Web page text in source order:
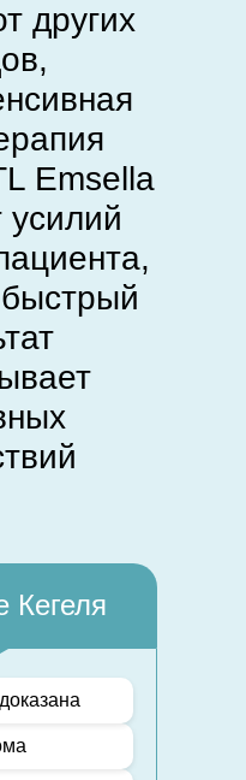
других
Emsella
усилий
Кегеля